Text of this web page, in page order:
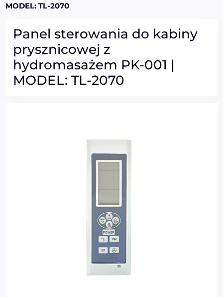
MODEL: TL-2070
Panel sterowania do kabiny
prysznicowej z
hydromasażem PK-001 |
MODEL: TL-2070